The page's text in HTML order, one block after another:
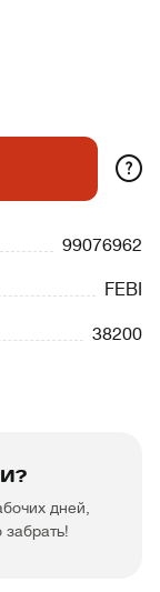
?
99076962
FEBI
38200
дней,